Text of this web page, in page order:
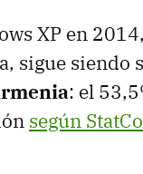
XP en
sigue siendo
: el
según